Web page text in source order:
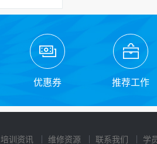
优惠券 推荐工作
培训资讯 维修资源 联系我们 学